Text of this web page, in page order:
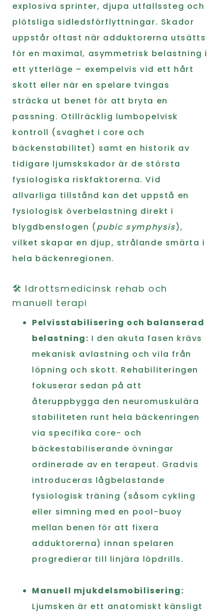
explosiva sprinter, djupa utfallssteg och
plötsliga sidledsförflyttningar. Skador
uppstår oftast när adduktorerna utsätts
för en maximal, asymmetrisk belastning i
ett ytterläge – exempelvis vid ett hårt
skott eller när en spelare tvingas
sträcka ut benet för att bryta en
passning. Otillräcklig lumbopelvisk
kontroll (svaghet i core och
bäckenstabilitet) samt en historik av
tidigare ljumskskador är de största
fysiologiska riskfaktorerna. Vid
allvarliga tillstånd kan det uppstå en
fysiologisk överbelastning direkt i
blygdbensfogen (pubic symphysis),
vilket skapar en djup, strålande smärta i
hela bäckenregionen.
🛠️ Idrottsmedicinsk rehab och
manuell terapi
Pelvisstabilisering och balanserad
belastning: I den akuta fasen krävs
mekanisk avlastning och vila från
löpning och skott. Rehabiliteringen
fokuserar sedan på att
återuppbygga den neuromuskulära
stabiliteten runt hela bäckenringen
via specifika core- och
bäckestabiliserande övningar
ordinerade av en terapeut. Gradvis
introduceras lågbelastande
fysiologisk träning (såsom cykling
eller simning med en pool-buoy
mellan benen för att fixera
adduktorerna) innan spelaren
progredierar till linjära löpdrills.
Manuell mjukdelsmobilisering:
Ljumsken är ett anatomiskt känsligt